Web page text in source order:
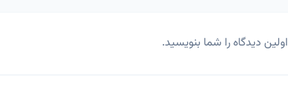
اولین دیدگاه را شما بنویسید.